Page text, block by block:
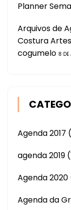
Planner
Arquivos de
Costura
cogumelo 8 DE
Agenda 2017
agenda 2019
Agenda 2020
Agenda da